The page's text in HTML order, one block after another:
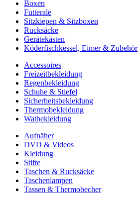
Boxen
Futterale
Sitzkiepen & Sitzboxen
Rucksäcke
Gerätekästen
Köderfischkessel, Eimer & Zubehör
Accessoires
Freizeitbekleidung
Regenbekleidung
Schuhe & Stiefel
Sicherheitsbekleidung
Thermobekleidung
Watbekleidung
Aufnäher
DVD & Videos
Kleidung
Stifte
Taschen & Rucksäcke
Taschenlampen
Tassen & Thermobecher